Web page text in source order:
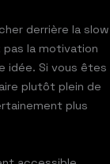
derrière la slow
pas la motivation
idée. Si vous êtes
plutôt plein de
plus